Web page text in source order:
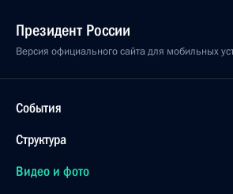
Президент России
Версия официального сайта для мобильных
События
Структура
Видео и фото